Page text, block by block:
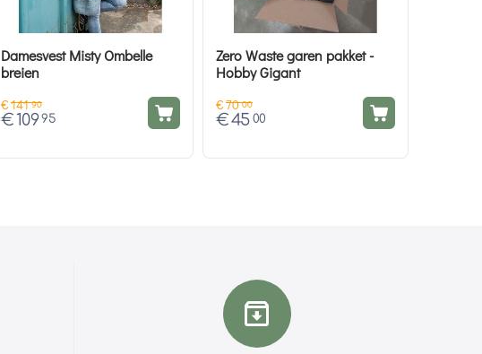
Damesvest Misty Ombelle
breien
€141 90
€109 95
Zero Waste garen pakket -
Hobby Gigant
€70 00
€45 00